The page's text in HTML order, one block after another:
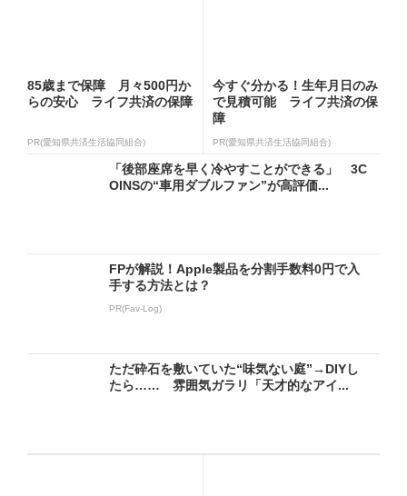
85歳まで保障 月々500円か
らの安心 ライフ共済の保障
PR(愛知県共済生活協同組合)
今すぐ分かる！生年月日のみ
で見積可能 ライフ共済の保
障
PR(愛知県共済生活協同組合)
「後部座席を早く冷やすことができる」 3C
OINSの“車用ダブルファン”が高評価...
FPが解説！Apple製品を分割手数料0円で入
手する方法とは？
PR(Fav-Log)
ただ砕石を敷いていた“味気ない庭”→DIYし
たら…… 雰囲気ガラリ「天才的なアイ...